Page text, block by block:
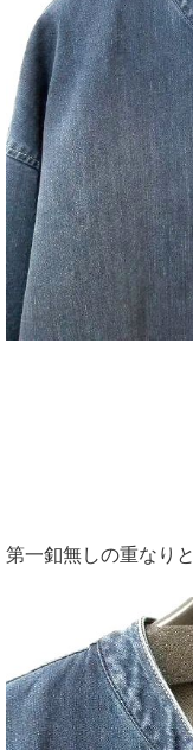
第一釦無しの重なりと